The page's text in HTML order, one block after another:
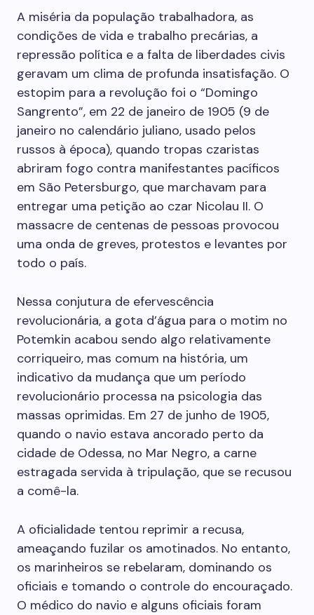
A miséria da população trabalhadora, as
condições de vida e trabalho precárias, a
repressão política e a falta de liberdades civis
geravam um clima de profunda insatisfação. O
estopim para a revolução foi o “Domingo
Sangrento”, em 22 de janeiro de 1905 (9 de
janeiro no calendário juliano, usado pelos
russos à época), quando tropas czaristas
abriram fogo contra manifestantes pacíficos
em São Petersburgo, que marchavam para
entregar uma petição ao czar Nicolau II. O
massacre de centenas de pessoas provocou
uma onda de greves, protestos e levantes por
todo o país.
Nessa conjutura de efervescência
revolucionária, a gota d’água para o motim no
Potemkin acabou sendo algo relativamente
corriqueiro, mas comum na história, um
indicativo da mudança que um período
revolucionário processa na psicologia das
massas oprimidas. Em 27 de junho de 1905,
quando o navio estava ancorado perto da
cidade de Odessa, no Mar Negro, a carne
estragada servida à tripulação, que se recusou
a comê-la.
A oficialidade tentou reprimir a recusa,
ameaçando fuzilar os amotinados. No entanto,
os marinheiros se rebelaram, dominando os
oficiais e tomando o controle do encouraçado.
O médico do navio e alguns oficiais foram